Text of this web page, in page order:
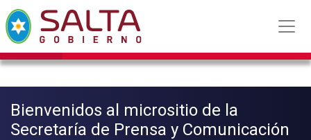
Bienvenidos al micrositio de la
Secretaría de Prensa y Comunicación